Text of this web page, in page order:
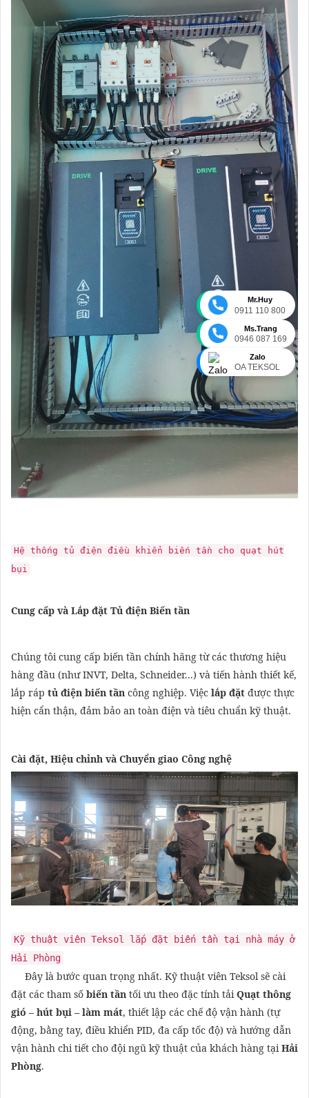
Mr.Huy
0911 110 800
Ms.Trang
0946 087 169
Zalo
OA TEKSOL
Hệ thống tủ điện điều khiển biến tần cho quạt hút
bụi
Cung cấp và Lắp đặt Tủ điện Biến tần
Chúng tôi cung cấp biến tần chính hãng từ các thương hiệu
hàng đầu (như INVT, Delta, Schneider...) và tiến hành thiết kế,
lắp ráp tủ điện biến tần công nghiệp. Việc lắp đặt được thực
hiện cẩn thận, đảm bảo an toàn điện và tiêu chuẩn kỹ thuật.
Cài đặt, Hiệu chỉnh và Chuyển giao Công nghệ
Kỹ thuật viên Teksol lắp đặt biến tần tại nhà máy ở
Hải Phòng
Đây là bước quan trọng nhất. Kỹ thuật viên Teksol sẽ cài
đặt các tham số biến tần tối ưu theo đặc tính tải Quạt thông
gió – hút bụi – làm mát, thiết lập các chế độ vận hành (tự
động, bằng tay, điều khiển PID, đa cấp tốc độ) và hướng dẫn
vận hành chi tiết cho đội ngũ kỹ thuật của khách hàng tại Hải
Phòng.